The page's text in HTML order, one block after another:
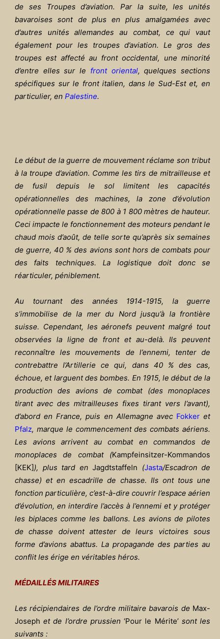
de ses Troupes d’aviation. Par la suite, les unités
bavaroises sont de plus en plus amalgamées avec
d’autres unités allemandes au combat, ce qui vaut
également pour les troupes d’aviation. Le gros des
troupes est affecté au front occidental, une minorité
d’entre elles sur le front oriental, quelques sections
spécifiques sur le front italien, dans le Sud-Est et, en
particulier, en Palestine.
Le début de la guerre de mouvement réclame son tribut
à la troupe d’aviation. Comme les tirs de mitrailleuse et
de fusil depuis le sol limitent les capacités
opérationnelles des machines, la zone d’évolution
opérationnelle passe de 800 à 1 800 mètres de hauteur.
Ceci impacte le fonctionnement des moteurs pendant le
chaud mois d’août, de telle sorte qu’après six semaines
de guerre, 40 % des avions sont hors de combats pour
des faits techniques. La logistique doit donc se
réarticuler, péniblement.
Au tournant des années 1914-1915, la guerre
s’immobilise de la mer du Nord jusqu’à la frontière
suisse. Cependant, les aéronefs peuvent malgré tout
observées la ligne de front et au-delà. Ils peuvent
reconnaître les mouvements de l’ennemi, tenter de
contrebattre l’Artillerie ce qui, dans 40 % des cas,
échoue, et larguent des bombes. En 1915, le début de la
production des avions de combat (des monoplaces
tirant avec des mitrailleuses fixes tirant vers l’avant),
d’abord en France, puis en Allemagne avec Fokkeret
Pfalz, marque le commencement des combats aériens.
Les avions arrivent au combat en commandos de
monoplaces de combat (Kampfeinsitzer-Kommandos
[KEK]), plus tard en Jagdtstaffeln (Jasta/Escadron de
chasse) et en escadrille de chasse. Ils ont tous une
fonction particulière, c’est-à-dire couvrir l’espace aérien
d’évolution, en interdire l’accès à l’ennemi et y protéger
les biplaces comme les ballons. Les avions de pilotes
de chasse doivent attester de leurs victoires sous
forme d’avions abattus. La propagande des parties au
conflit les érige en véritables héros.
MÉDAILLÉS MILITAIRES
Les récipiendaires de l’ordre militaire bavarois de Max-
Joseph et de l’ordre prussien‘Pour le Mérite’sont les
suivants :